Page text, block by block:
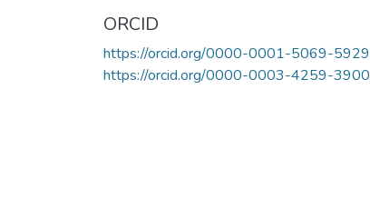
ORCID
https://orcid.org/0000-0001-5069-5929
https://orcid.org/0000-0003-4259-3900